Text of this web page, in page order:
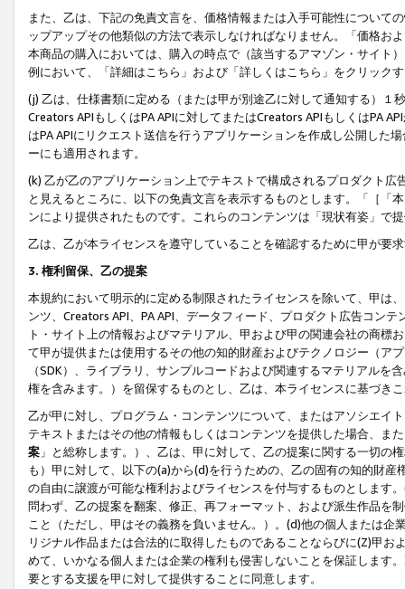
また、乙は、下記の免責文言を、価格情報または入手可能性について
ップアップその他類似の方法で表示しなければなりません。「価格
本商品の購入においては、購入の時点で（該当するアマゾン・サイト
例において、「詳細はこちら」および「詳しくはこちら」をクリック
(j) 乙は、仕様書類に定める（または甲が別途乙に対して通知する）
Creators APIもしくはPA APIに対してまたはCreators APIもしくはPA
はPA APIにリクエスト送信を行うアプリケーションを作成し公開した
ーにも適用されます。
(k) 乙が乙のアプリケーション上でテキストで構成されるプロダクト
と見えるところに、以下の免責文言を表示するものとします。「［「
ンにより提供されたものです。これらのコンテンツは「現状有姿」で
乙は、乙が本ライセンスを遵守していることを確認するために甲が要
3. 権利留保、乙の提案
本規約において明示的に定める制限されたライセンスを除いて、甲は
ンツ、Creators API、PA API、データフィード、プロダクト広告コン
ト・サイト上の情報およびマテリアル、甲および甲の関連会社の商
て甲が提供または使用するその他の知的財産およびテクノロジー（ア
（SDK）、ライブラリ、サンプルコードおよび関連するマテリアル
権を含みます。）を留保するものとし、乙は、本ライセンスに基づき
乙が甲に対し、プログラム・コンテンツについて、またはアソシエイ
テキストまたはその他の情報もしくはコンテンツを提供した場合、ま
案 」と総称します。）、乙は、甲に対して、乙の提案に関する一切
も）甲に対して、以下の(a)から(d)を行うための、乙の固有の知的財
の自由に譲渡が可能な権利およびライセンスを付与するものとします
問わず、乙の提案を翻案、修正、再フォーマット、および派生作品を
こと（ただし、甲はその義務を負いません。）。(d)他の個人または
リジナル作品または合法的に取得したものであることならびに(Z)甲
めて、いかなる個人または企業の権利も侵害しないことを保証します
要とする支援を甲に対して提供することに同意します。